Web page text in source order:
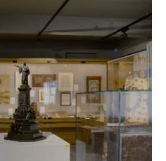
dimora nobiliare posta di
Poeta, CASA DANTE
del Museo Dante. Si